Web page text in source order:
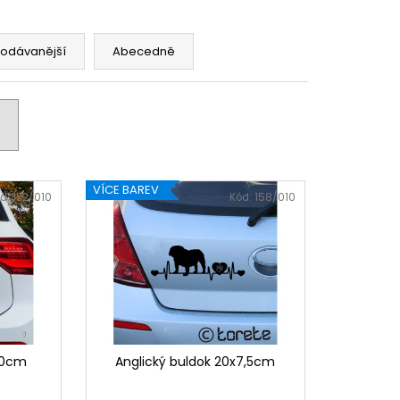
Abecedně
122/010 VÍCE BAREV
Anglický buldok 20x7,5cm
Kód: 158/010